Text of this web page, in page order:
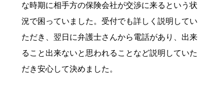
な時期に相手方の保険会社が交渉に来るという状
況で困っていました。受付でも詳しく説明してい
ただき、翌日に弁護士さんから電話があり、出来
ること出来ないと思われることなど説明していた
だき安心して決めました。